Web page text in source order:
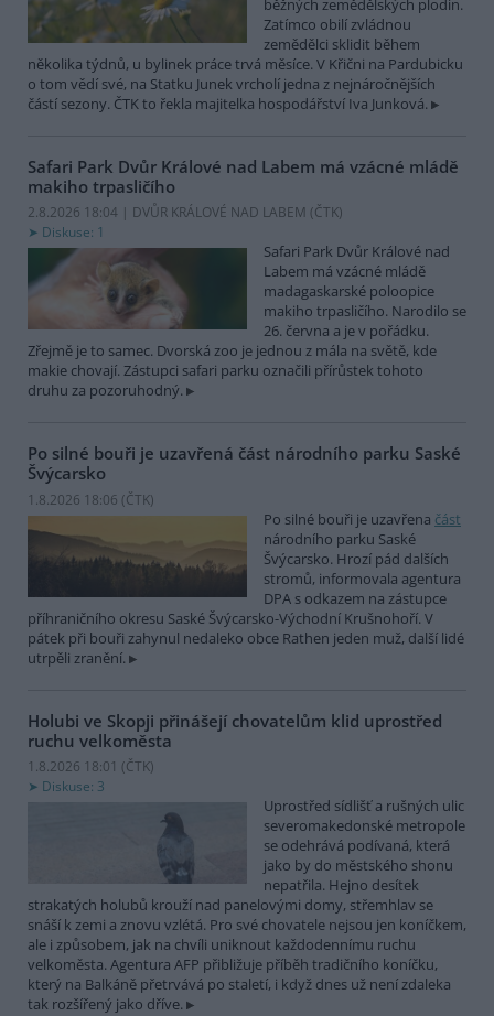
běžných zemědělských plodin.
Zatímco obilí zvládnou
zemědělci sklidit během
několika týdnů, u bylinek práce trvá měsíce. V Křični na Pardubicku
o tom vědí své, na Statku Junek vrcholí jedna z nejnáročnějších
částí sezony. ČTK to řekla majitelka hospodářství Iva Junková.
Safari Park Dvůr Králové nad Labem má vzácné mládě
makiho trpasličího
2.8.2026 18:04 | DVŮR KRÁLOVÉ NAD LABEM (ČTK)
Diskuse: 1
Safari Park Dvůr Králové nad
Labem má vzácné mládě
madagaskarské poloopice
makiho trpasličího. Narodilo se
26. června a je v pořádku.
Zřejmě je to samec. Dvorská zoo je jednou z mála na světě, kde
makie chovají. Zástupci safari parku označili přírůstek tohoto
druhu za pozoruhodný.
Po silné bouři je uzavřená část národního parku Saské
Švýcarsko
1.8.2026 18:06 (ČTK)
Po silné bouři je uzavřena část
národního parku Saské
Švýcarsko. Hrozí pád dalších
stromů, informovala agentura
DPA s odkazem na zástupce
příhraničního okresu Saské Švýcarsko-Východní Krušnohoří. V
pátek při bouři zahynul nedaleko obce Rathen jeden muž, další lidé
utrpěli zranění.
Holubi ve Skopji přinášejí chovatelům klid uprostřed
ruchu velkoměsta
1.8.2026 18:01 (ČTK)
Diskuse: 3
Uprostřed sídlišť a rušných ulic
severomakedonské metropole
se odehrává podívaná, která
jako by do městského shonu
nepatřila. Hejno desítek
strakatých holubů krouží nad panelovými domy, střemhlav se
snáší k zemi a znovu vzlétá. Pro své chovatele nejsou jen koníčkem,
ale i způsobem, jak na chvíli uniknout každodennímu ruchu
velkoměsta. Agentura AFP přibližuje příběh tradičního koníčku,
který na Balkáně přetrvává po staletí, i když dnes už není zdaleka
tak rozšířený jako dříve.